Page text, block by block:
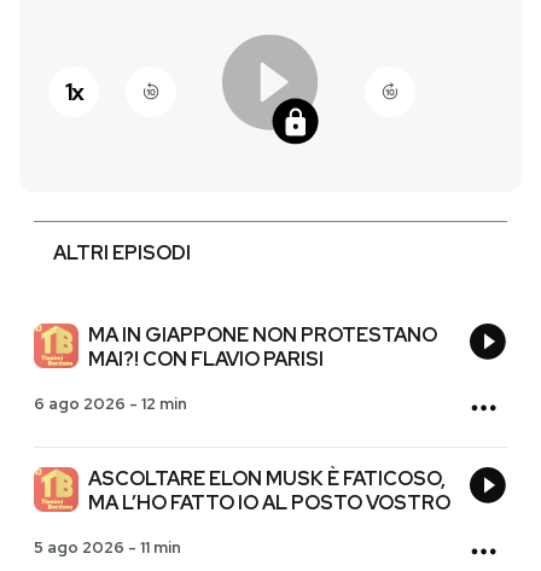
SHOP
AREA PERSONALE
1x
ALTRI EPISODI
MA IN GIAPPONE NON PROTESTANO
MAI?! CON FLAVIO PARISI
6 ago 2026 - 12 min
ASCOLTARE ELON MUSK È FATICOSO,
MA L’HO FATTO IO AL POSTO VOSTRO
5 ago 2026 - 11 min